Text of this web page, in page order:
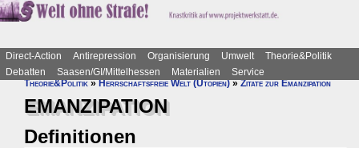
Direct-Action Antirepression Organisierung Umwelt
Theorie&Politik
Debatten
Saasen/GI/Mittelhessen Materialien
Service
Theorie&Politik»Herrschaftsfreie Welt (Utopien)»Zitate zur Emanzipation
EMANZIPATION
Definitionen